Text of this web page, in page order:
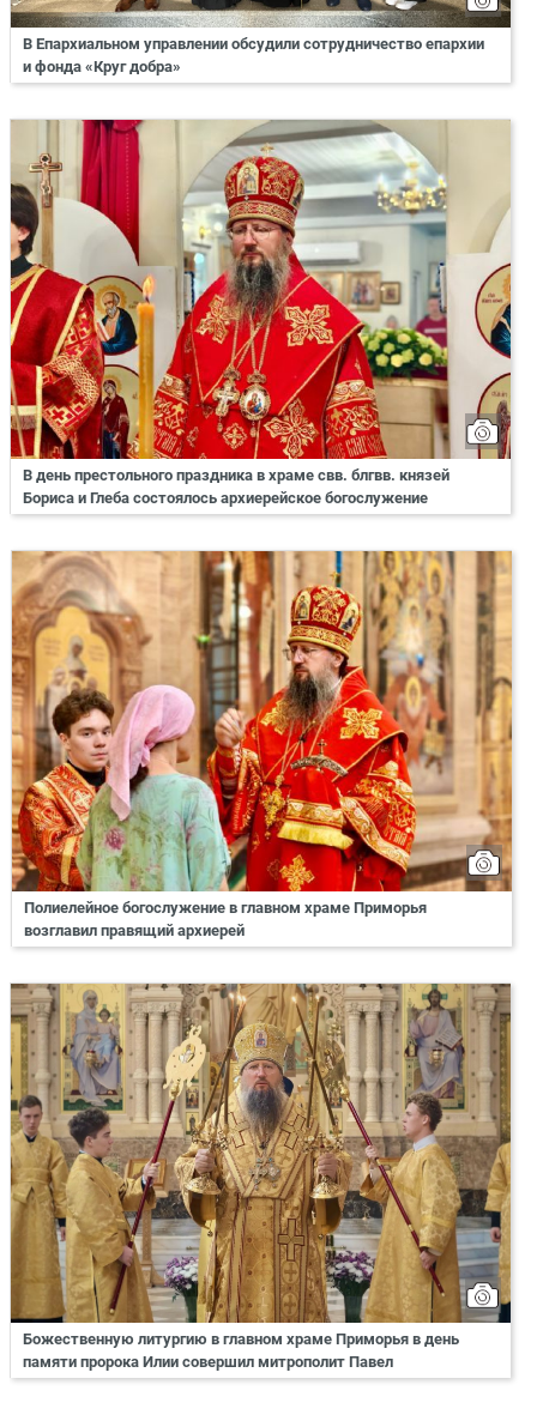
В Епархиальном управлении обсудили сотрудничество епархии
и фонда «Круг добра»
В день престольного праздника в храме свв. блгвв. князей
Бориса и Глеба состоялось архиерейское богослужение
Полиелейное богослужение в главном храме Приморья
возглавил правящий архиерей
Божественную литургию в главном храме Приморья в день
памяти пророка Илии совершил митрополит Павел